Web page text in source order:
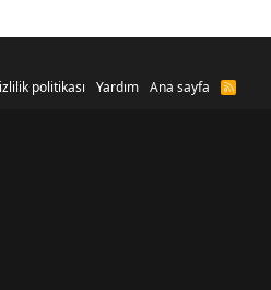
politikası Yardım Ana sayfa
R